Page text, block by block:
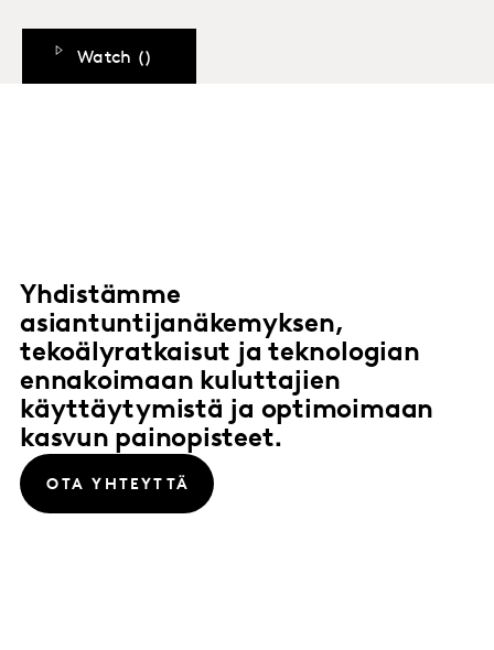
Watch ()
Yhdistämme
asiantuntijanäkemyksen,
tekoälyratkaisut ja teknologian
ennakoimaan kuluttajien
käyttäytymistä ja optimoimaan
kasvun painopisteet.
OTA YHTEYTTÄ